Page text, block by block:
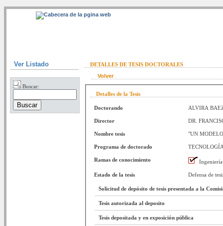
Ver Listado
Buscar:
DETALLES DE TESIS DOCTORALES
Volver
Detalles de la Tesis
Doctorando ALVIRA
Director DR.
Nombre tesis "UN
Programa de doctorado
Ramas de conocimiento
Estado de la tesis Defensa de
Solicitud de depósito de tesis presentada a la
Tesis autorizada al deposito
Tesis depositada y en exposición pública